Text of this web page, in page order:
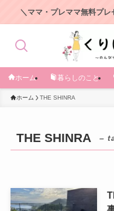
＼ママ・プレママ無料プレ
ホーム 暮らしのこと
ホーム THE SHINRA
THE SHINRA –